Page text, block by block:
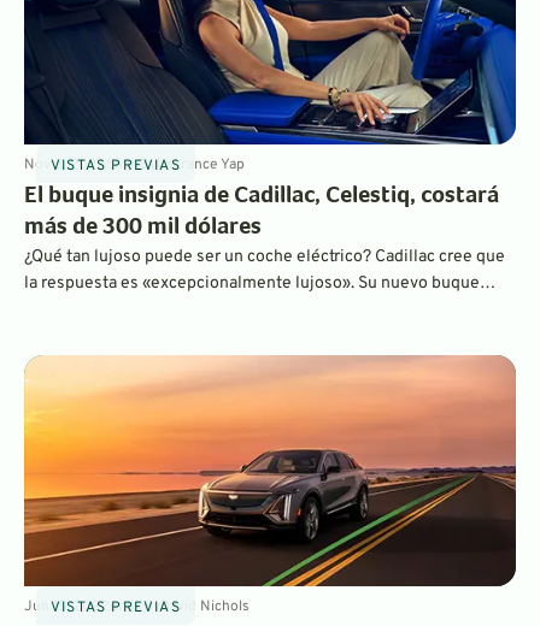
VISTAS PREVIAS
Nov 2, 2022 5minByLaurance Yap
El buque insignia de Cadillac, Celestiq, costará
más de 300 mil dólares
¿Qué tan lujoso puede ser un coche eléctrico? Cadillac cree que
la respuesta es «excepcionalmente lujoso». Su nuevo buque
que es tan exclusivo que no habrá dos iguales.
VISTAS PREVIAS
Jun 15, 2022 6minByDavid Nichols